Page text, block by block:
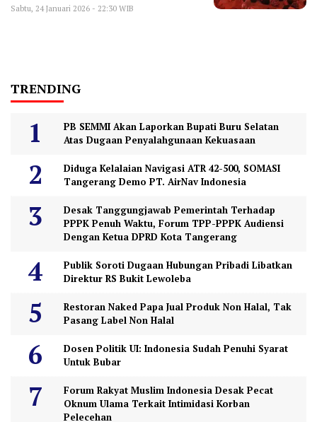
Sabtu, 24 Januari 2026 - 22:30 WIB
TRENDING
PB SEMMI Akan Laporkan Bupati Buru Selatan
Atas Dugaan Penyalahgunaan Kekuasaan
Diduga Kelalaian Navigasi ATR 42-500, SOMASI
Tangerang Demo PT. AirNav Indonesia
Desak Tanggungjawab Pemerintah Terhadap
PPPK Penuh Waktu, Forum TPP-PPPK Audiensi
Dengan Ketua DPRD Kota Tangerang
Publik Soroti Dugaan Hubungan Pribadi Libatkan
Direktur RS Bukit Lewoleba
Restoran Naked Papa Jual Produk Non Halal, Tak
Pasang Label Non Halal
Dosen Politik UI: Indonesia Sudah Penuhi Syarat
Untuk Bubar
Forum Rakyat Muslim Indonesia Desak Pecat
Oknum Ulama Terkait Intimidasi Korban
Pelecehan